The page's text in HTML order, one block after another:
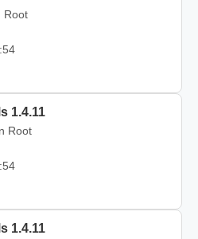
Root
1.4.11
Root
1.4.11